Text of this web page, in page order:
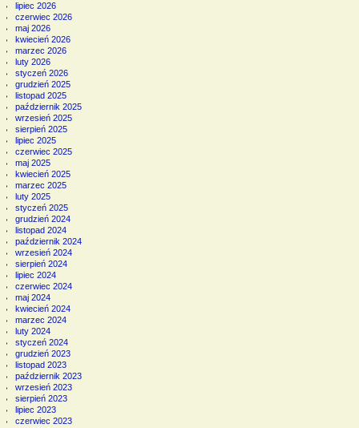
lipiec 2026
czerwiec 2026
maj 2026
kwiecień 2026
marzec 2026
luty 2026
styczeń 2026
grudzień 2025
listopad 2025
październik 2025
wrzesień 2025
sierpień 2025
lipiec 2025
czerwiec 2025
maj 2025
kwiecień 2025
marzec 2025
luty 2025
styczeń 2025
grudzień 2024
listopad 2024
październik 2024
wrzesień 2024
sierpień 2024
lipiec 2024
czerwiec 2024
maj 2024
kwiecień 2024
marzec 2024
luty 2024
styczeń 2024
grudzień 2023
listopad 2023
październik 2023
wrzesień 2023
sierpień 2023
lipiec 2023
czerwiec 2023